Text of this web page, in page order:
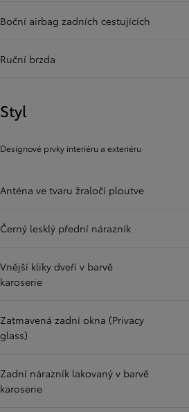
Boční airbag zadních cestujících
Ruční brzda
Styl
Designové prvky interiéru a exteriéru
Anténa ve tvaru žraločí ploutve
Černý lesklý přední nárazník
Vnější kliky dveří v barvě
karoserie
Zatmavená zadní okna (Privacy
glass)
Zadní nárazník lakovaný v barvě
karoserie